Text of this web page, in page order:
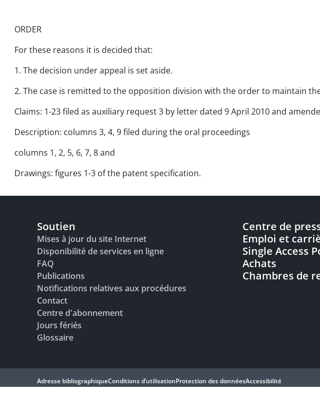
ORDER
For these reasons it is decided that:
1. The decision under appeal is set aside.
2. The case is remitted to the opposition division with the order to maintain
Claims: 1-23 filed as auxiliary request 3 by letter dated 9 April 2010 and
Description: columns 3, 4, 9 filed during the oral proceedings
columns 1, 2, 5, 6, 7, 8 and
Drawings: figures 1-3 of the patent specification.
Soutien
Mises à jour du site Internet
Disponibilité de services en ligne
FAQ
Publications
Notifications relatives aux procédures
Contact
Centre d'abonnement
Jours fériés
Glossaire
Centre de
Emploi et
Single Access
Achats
Chambres de
Adresse bibliographiqueConditions d’utilisationProtection des donnéesAccessibilité